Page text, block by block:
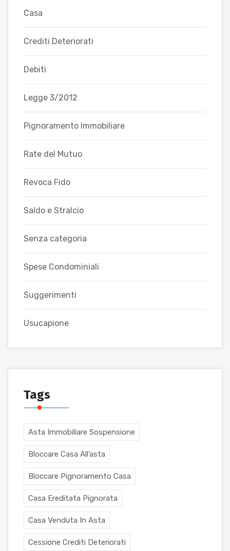
Casa
Crediti Deteriorati
Debiti
Legge 3/2012
Pignoramento Immobiliare
Rate del Mutuo
Revoca Fido
Saldo e Stralcio
Senza categoria
Spese Condominiali
Suggerimenti
Usucapione
Tags
Asta Immobiliare Sospensione
Bloccare Casa All’asta
Bloccare Pignoramento Casa
Casa Ereditata Pignorata
Casa Venduta In Asta
Cessione Crediti Deteriorati